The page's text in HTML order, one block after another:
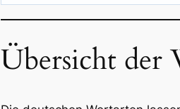
Übersicht der